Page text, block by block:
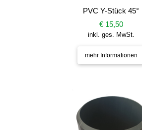
PVC Y-Stück 45°
€ 15,50
inkl. ges. MwSt.
mehr Informationen